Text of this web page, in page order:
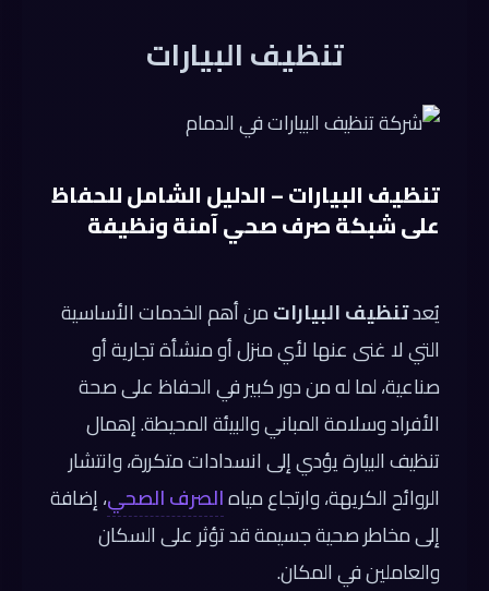
تنظيف البيارات
تنظيف البيارات – الدليل الشامل للحفاظ
على شبكة صرف صحي آمنة ونظيفة
يُعدتنظيف البياراتمن أهم الخدمات الأساسية
التي لا غنى عنها لأي منزل أو منشأة تجارية أو
صناعية، لما له من دور كبير في الحفاظ على صحة
الأفراد وسلامة المباني والبيئة المحيطة. إهمال
تنظيف البيارة يؤدي إلى انسدادات متكررة، وانتشار
الروائح الكريهة، وارتجاع مياهالصرف الصحي، إضافة
إلى مخاطر صحية جسيمة قد تؤثر على السكان
والعاملين في المكان.